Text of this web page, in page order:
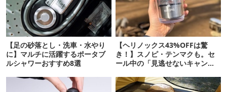
【足の砂落とし・洗車・水やり
に】マルチに活躍するポータブ
ルシャワーおすすめ8選
【ヘリノックス43%OFFは驚
き！】スノピ・テンマクも。セ
ール中の「見逃せないキャンプ